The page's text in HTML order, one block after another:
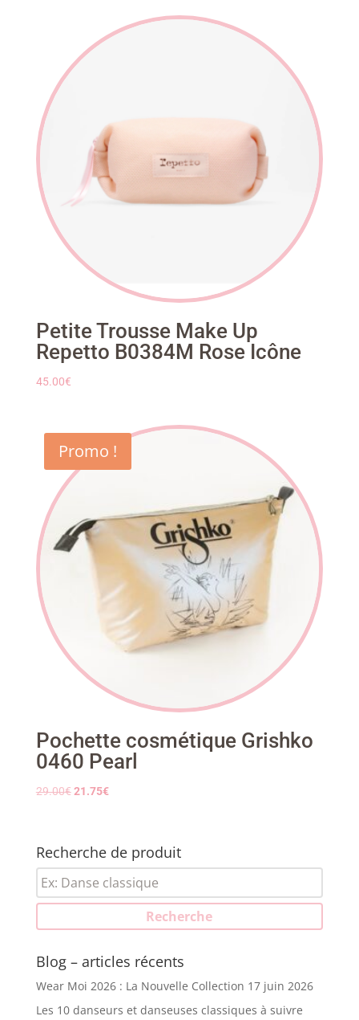
Petite Trousse Make Up
Repetto B0384M Rose Icône
45.00€
Promo !
Pochette cosmétique Grishko
0460 Pearl
29.00€ Le
était :
21.75€Le
est :
21.75€.
Recherche de produit
Recherche
pour :
Recherche
Blog – articles récents
Wear Moi 2026 : La Nouvelle Collection 17 juin 2026
Les 10 danseurs et danseuses classiques à suivre